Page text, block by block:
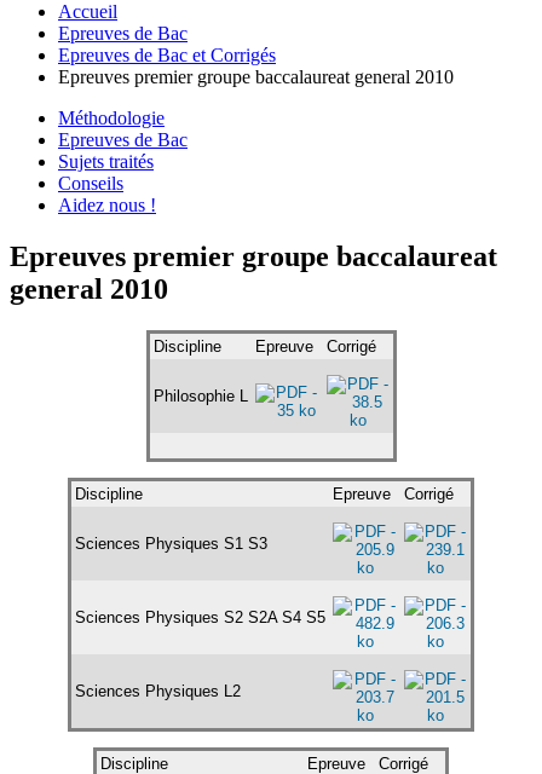
Accueil
Epreuves de Bac
Epreuves de Bac et Corrigés
Epreuves premier groupe baccalaureat general 2010
Méthodologie
Epreuves de Bac
Sujets traités
Conseils
Aidez nous !
Epreuves premier groupe baccalaureat
general 2010
Discipline Epreuve Corrigé
Philosophie L
Discipline Epreuve Corrigé
Sciences Physiques S1 S3
Sciences Physiques S2 S2A S4 S5
Sciences Physiques L2
Discipline Epreuve Corrigé